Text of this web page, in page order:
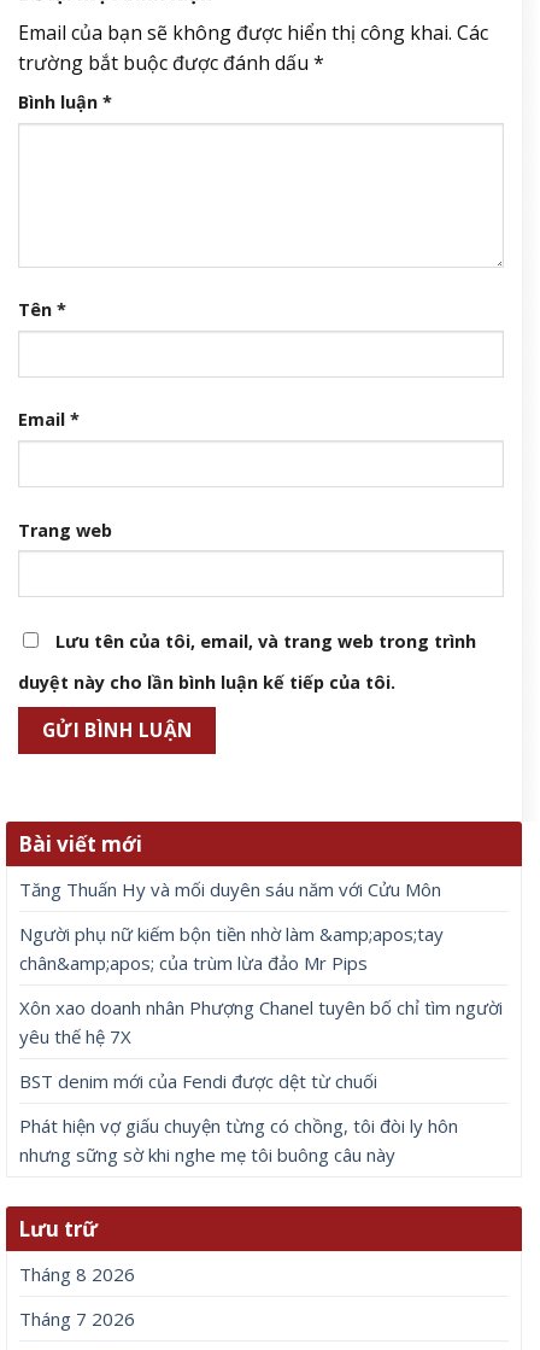
Email của bạn sẽ không được hiển thị công khai. Các
trường bắt buộc được đánh dấu *
Bình luận *
Tên *
Email *
Trang web
Lưu tên của tôi, email, và trang web trong trình
duyệt này cho lần bình luận kế tiếp của tôi.
Bài viết mới
Tăng Thuấn Hy và mối duyên sáu năm với Cửu Môn
Người phụ nữ kiếm bộn tiền nhờ làm &amp;apos;tay
chân&amp;apos; của trùm lừa đảo Mr Pips
Xôn xao doanh nhân Phượng Chanel tuyên bố chỉ tìm người
yêu thế hệ 7X
BST denim mới của Fendi được dệt từ chuối
Phát hiện vợ giấu chuyện từng có chồng, tôi đòi ly hôn
nhưng sững sờ khi nghe mẹ tôi buông câu này
Lưu trữ
Tháng 8 2026
Tháng 7 2026